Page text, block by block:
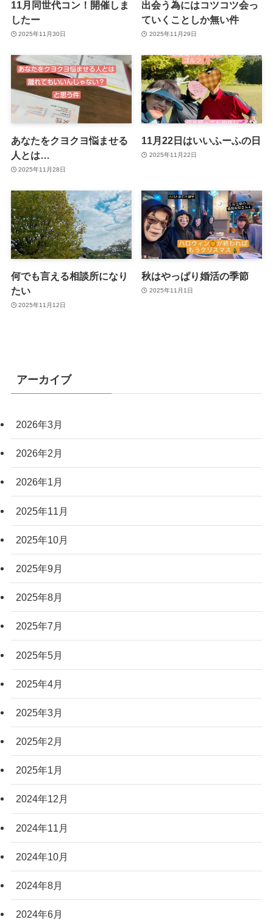
11月同世代コン！開催しま
したー
2025年11月30日
出会う為にはコツコツ会っ
ていくことしか無い件
2025年11月29日
あなたをクヨクヨ悩ませる
人とは…
2025年11月28日
11月22日はいいふーふの日
2025年11月22日
何でも言える相談所になり
たい
2025年11月12日
秋はやっぱり婚活の季節
2025年11月1日
アーカイブ
2026年3月
2026年2月
2026年1月
2025年11月
2025年10月
2025年9月
2025年8月
2025年7月
2025年5月
2025年4月
2025年3月
2025年2月
2025年1月
2024年12月
2024年11月
2024年10月
2024年8月
2024年6月